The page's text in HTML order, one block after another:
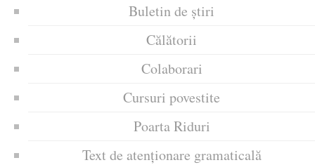
Buletin de știri
Călătorii
Colaborari
Cursuri povestite
Poarta Riduri
Text de atenționare gramaticală